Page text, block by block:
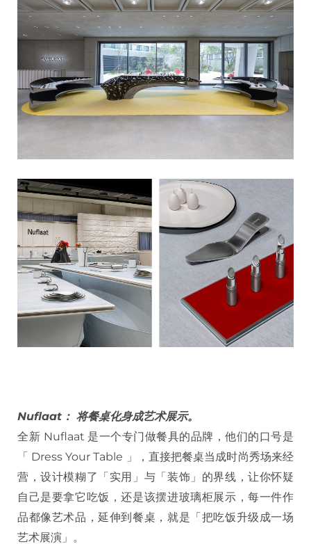
Nuflaat： 将餐桌化身成艺术展示。
全新 Nuflaat 是一个专门做餐具的品牌，他们的口号是
「 Dress Your Table 」，直接把餐桌当成时尚秀场来经
营，设计模糊了「实用」与「装饰」的界线，让你怀疑
自己是要拿它吃饭，还是该摆进玻璃柜展示，每一件作
品都像艺术品，延伸到餐桌，就是「把吃饭升级成一场
艺术展演」。